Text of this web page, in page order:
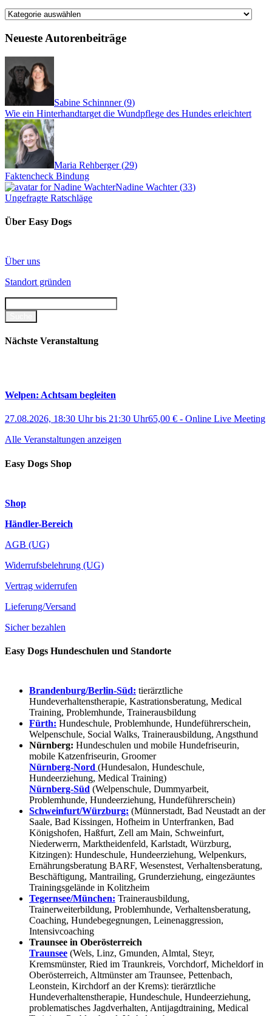
Kategorien
Neueste Autorenbeiträge
Sabine Schinnner(9)
Wie ein Hinterhandtarget die Wundpflege des Hundes erleichtert
Maria Rehberger(29)
Faktencheck Bindung
Nadine Wachter(33)
Ungefragte Ratschläge
Über Easy Dogs
Über uns
Standort gründen
Nächste Veranstaltung
Welpen: Achtsam begleiten
27.08.2026, 18:30 Uhrbis 21:30 Uhr65,00 € - Online Live Meeting
Alle Veranstaltungen anzeigen
Easy Dogs Shop
Shop
Händler-Bereich
AGB (UG)
Widerrufsbelehrung (UG)
Vertrag widerrufen
Lieferung/Versand
Sicher bezahlen
Easy Dogs Hundeschulen und Standorte
Brandenburg/Berlin-Süd: tierärztliche
Hundeverhaltenstherapie, Kastrationsberatung, Medical
Training, Problemhunde, Trainerausbildung
Fürth: Hundeschule, Problemhunde, Hundeführerschein,
Welpenschule, Social Walks, Trainerausbildung, Angsthund
Nürnberg: Hundeschulen und mobile Hundefriseurin,
mobile Katzenfriseurin, Groomer
Nürnberg-Nord (Hundesalon, Hundeschule,
Hundeerziehung, Medical Training)
Nürnberg-Süd (Welpenschule, Dummyarbeit,
Problemhunde, Hundeerziehung, Hundeführerschein)
Schweinfurt/Würzburg: (Münnerstadt, Bad Neustadt an der
Saale, Bad Kissingen, Hofheim in Unterfranken, Bad
Königshofen, Haßfurt, Zell am Main, Schweinfurt,
Niederwerrn, Marktheidenfeld, Karlstadt, Würzburg,
Kitzingen): Hundeschule, Hundeerziehung, Welpenkurs,
Ernährungsberatung BARF, Wesenstest, Verhaltensberatung,
Beschäftigung, Mantrailing, Grunderziehung, eingezäuntes
Trainingsgelände in Kolitzheim
Tegernsee/München: Trainerausbildung,
Trainerweiterbildung, Problemhunde, Verhaltensberatung,
Coaching, Hundebegegnungen, Leinenaggression,
Intensivcoaching
Traunsee in Oberösterreich
Traunsee (Wels, Linz, Gmunden, Almtal, Steyr,
Kremsmünster, Ried im Traunkreis, Vorchdorf, Micheldorf in
Oberösterreich, Altmünster am Traunsee, Pettenbach,
Leonstein, Kirchdorf an der Krems): tierärztliche
Hundeverhaltenstherapie, Hundeschule, Hundeerziehung,
problematisches Jagdverhalten, Antijagdtraining, Medical